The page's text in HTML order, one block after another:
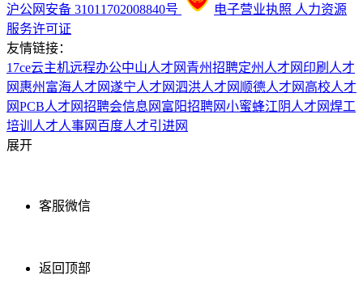
沪公网安备 31011702008840号 电子营业执照 人力资源
服务许可证
友情链接：
17ce云主机远程办公中山人才网 青州招聘定州人才网 印刷人才
网 惠州富海人才网遂宁人才网泗洪人才网 顺德人才网 高校人才
网PCB人才网招聘会信息网 富阳招聘网小蜜蜂江阴人才网焊工
培训 人才人事网 百度人才引进网
展开
客服微信
返回顶部